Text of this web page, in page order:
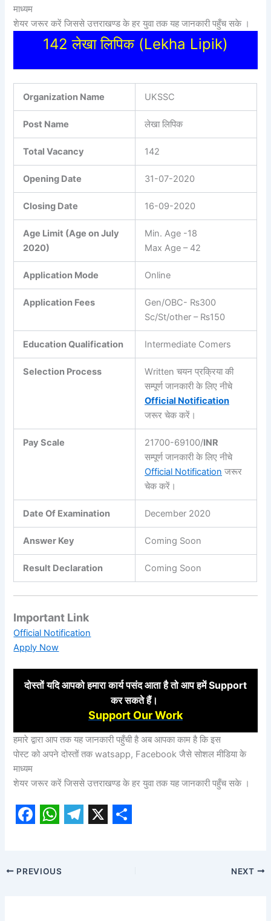
माध्यम
शेयर जरूर करें जिससे उत्तराखण्ड के हर युवा तक यह जानकारी पहुँच सके ।
142 लेखा लिपिक (Lekha Lipik)
Organization Name UKSSC
Post Name लेखा लिपिक
Total Vacancy 142
Opening Date 31-07-2020
Closing Date 16-09-2020
Age Limit (Age on July
2020)
Min. Age -18
Max Age – 42
Application Mode Online
Application Fees Gen/OBC- ₨300
Sc/St/other – ₨150
Education Qualification Intermediate Comers
Selection Process
Written चयन प्रक्रिया की
सम्पूर्ण जानकारी के लिए नीचे
Official Notification
जरूर चेक करें।
Pay Scale 21700-69100/INR
सम्पूर्ण जानकारी के लिए नीचे
Official Notification जरूर
चेक करें।
Date Of Examination December 2020
Answer Key Coming Soon
Result Declaration Coming Soon
Important Link
Official Notification
Apply Now
दोस्तोंयदि आपको हमारा कार्य पसंद आता है तो आप हमें Support
करसकते हैं।
Support Our Work
हमारे द्वारा आप तक यह जानकारी पहुँची है अब आपका काम है कि इस
पोस्ट को अपने दोस्तों तक watsapp, Facebook जैसे सोशल मीडिया के
माध्यम
शेयर जरूर करें जिससे उत्तराखण्ड के हर युवा तक यह जानकारी पहुँच सके ।
c a
PREVIOUS NEXT